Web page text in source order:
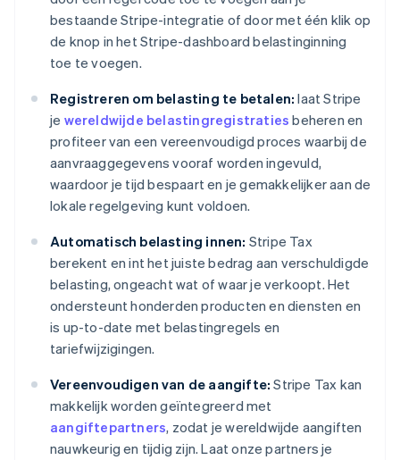
bestaande Stripe-integratie of door met één klik op
de knop in het Stripe-dashboard belastinginning
toe te voegen.
Registreren om belasting te betalen: laat Stripe
je wereldwijde belastingregistraties beheren en
profiteer van een vereenvoudigd proces waarbij de
aanvraaggegevens vooraf worden ingevuld,
waardoor je tijd bespaart en je gemakkelijker aan de
lokale regelgeving kunt voldoen.
Automatisch belasting innen: Stripe Tax
berekent en int het juiste bedrag aan verschuldigde
belasting, ongeacht wat of waar je verkoopt. Het
ondersteunt honderden producten en diensten en
is up-to-date met belastingregels en
tariefwijzigingen.
Vereenvoudigen van de aangifte: Stripe Tax kan
makkelijk worden geïntegreerd met
aangiftepartners, zodat je wereldwijde aangiften
nauwkeurig en tijdig zijn. Laat onze partners je